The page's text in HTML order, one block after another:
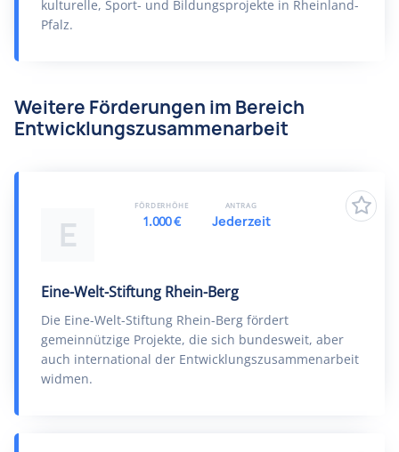
kulturelle, Sport- und Bildungsprojekte in Rheinland-
Pfalz.
Weitere Förderungen im Bereich
Entwicklungszusammenarbeit
E
Eine-Welt-Stiftung Rhein-Berg
Die Eine-Welt-Stiftung Rhein-Berg fördert
gemeinnützige Projekte, die sich bundesweit, aber
auch international der Entwicklungszusammenarbeit
widmen.
FÖRDERHÖHE
1.000 €
ANTRAG
Jederzeit